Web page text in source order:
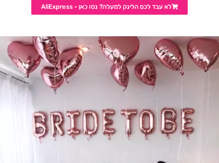
לא עבד לכם הלינק למעלה? נסו כאן - AliExpress